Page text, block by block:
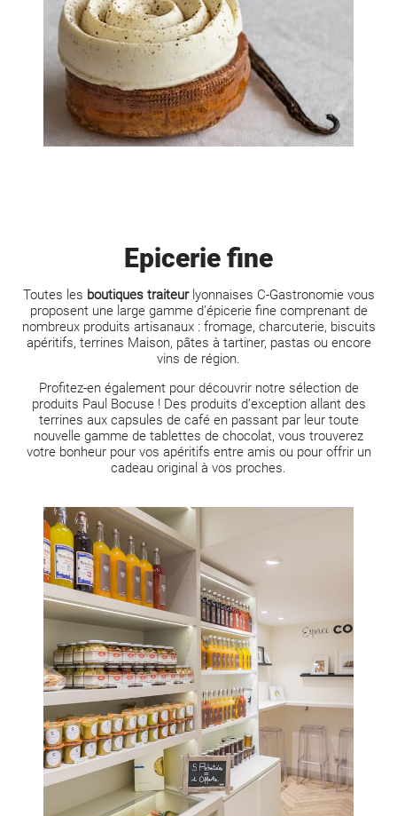
Epicerie fine
Toutes les boutiques traiteurlyonnaises C-Gastronomie vous
proposent une large gamme d’épicerie fine comprenant de
nombreux produits artisanaux : fromage, charcuterie, biscuits
apéritifs, terrines Maison, pâtes à tartiner, pastas ou encore
vins de région.
Profitez-en également pour découvrir notre sélection de
produits Paul Bocuse! Des produits d’exception allant des
terrines aux capsules de café en passant par leur toute
nouvelle gamme de tablettes de chocolat, vous trouverez
votre bonheur pour vos apéritifs entre amis ou pour offrir un
cadeau original à vos proches.